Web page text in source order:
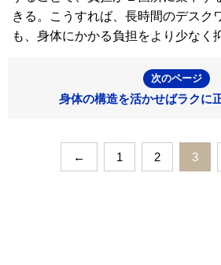
きる。こうすれば、長時間のデスク
も、身体にかかる負担をより少なく
次のページ
身体の構造を活かせばラクに
← 1 2 3